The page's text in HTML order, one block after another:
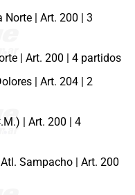
| Art. 200 | 3
| Art. 200 | 4 partidos
| Art. 204 | 2
| Art. 200 | 4
Sampacho | Art. 200